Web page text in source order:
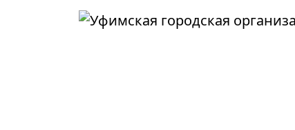
Перейти к основному содержанию